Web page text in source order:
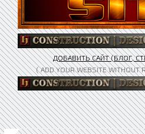
ДОБАВИТЬ САЙТ (БЛОГ,
( ADD YOUR WEBSITE WITHOUT